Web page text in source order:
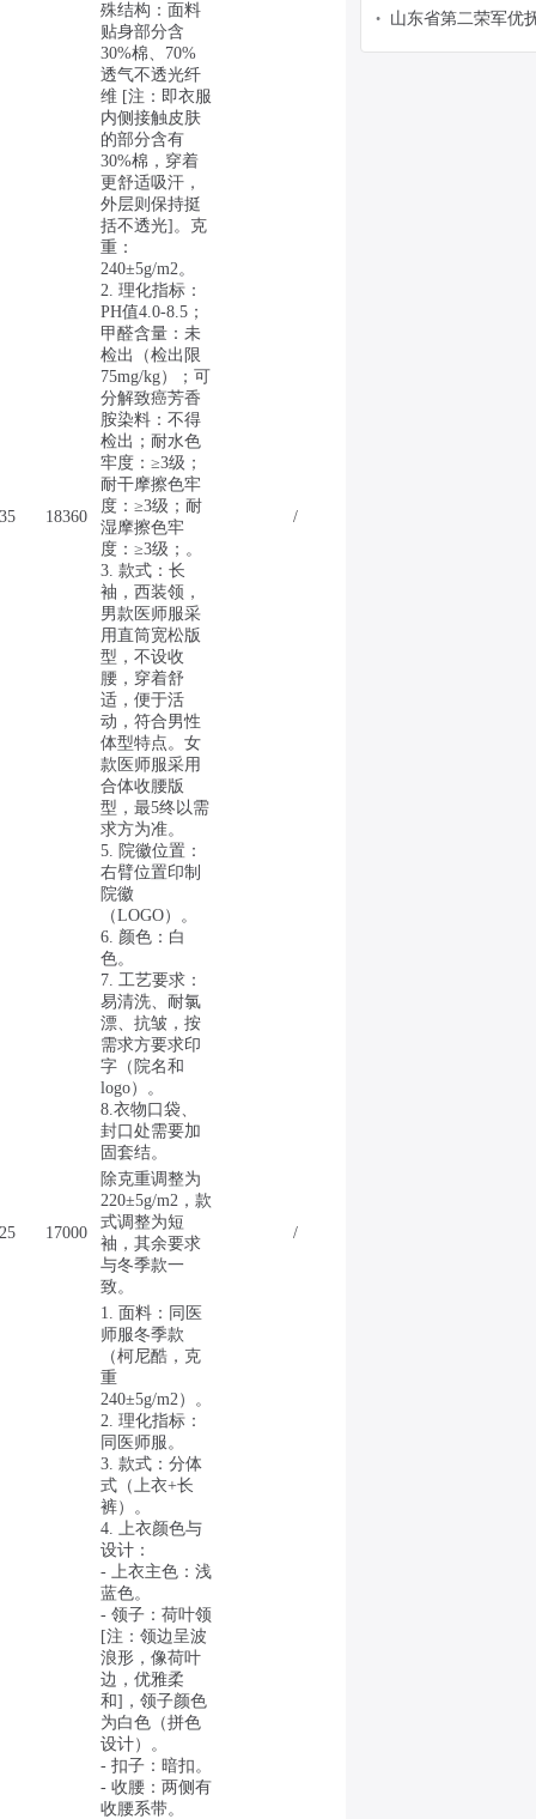
18360
殊结构：面料
贴身部分含
30%棉、70%
透气不透光纤
维 [注：即衣服
内侧接触皮肤
的部分含有
30%棉，穿着
更舒适吸汗，
外层则保持挺
括不透光]。克
重：
240±5g/m2。
2. 理化指标：
PH值4.0-8.5；
甲醛含量：未
检出（检出限
75mg/kg）；可
分解致癌芳香
胺染料：不得
检出；耐水色
牢度：≥3级；
耐干摩擦色牢
度：≥3级；耐
湿摩擦色牢
度：≥3级；。
3. 款式：长
袖，西装领，
男款医师服采
用直筒宽松版
型，不设收
腰，穿着舒
适，便于活
动，符合男性
体型特点。女
款医师服采用
合体收腰版
型，最5终以需
求方为准。
5. 院徽位置：
右臂位置印制
院徽
（LOGO）。
6. 颜色：白
色。
7. 工艺要求：
易清洗、耐氯
漂、抗皱，按
需求方要求印
字（院名和
logo）。
8.衣物口袋、
封口处需要加
固套结。
/
17000
除克重调整为
220±5g/m2，款
式调整为短
袖，其余要求
与冬季款一
致。
/
1. 面料：同医
师服冬季款
（柯尼酷，克
重
240±5g/m2）。
2. 理化指标：
同医师服。
3. 款式：分体
式（上衣+长
裤）。
4. 上衣颜色与
设计：
- 上衣主色：浅
蓝色。
- 领子：荷叶领
[注：领边呈波
浪形，像荷叶
边，优雅柔
和]，领子颜色
为白色（拼色
设计）。
- 扣子：暗扣。
- 收腰：两侧有
收腰系带。
体雨衣（两套165/
点接受当场验货的
•
山东省第二荣军优